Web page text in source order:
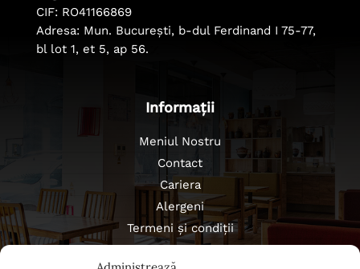
CIF: RO41166869
Adresa: Mun. București, b-dul Ferdinand I 75-77,
bl lot 1, et 5, ap 56.
Informații
Meniul Nostru
Contact
Cariera
Alergeni
Termeni și condiții
Politica de confidențialitate